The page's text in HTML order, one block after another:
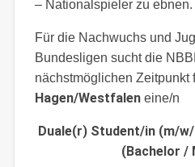
– Nationalspieler zu ebnen.
Für die Nachwuchs und
Bundesligen sucht die
nächstmöglichen Zeitpunkt
Hagen/Westfaleneine/n
Duale(r) Student/in (m/
(Bachelor /